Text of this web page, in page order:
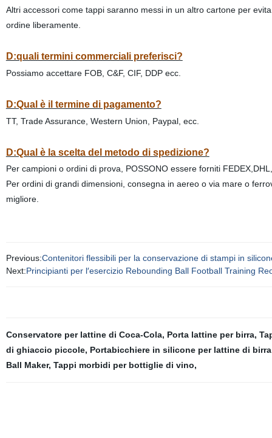
Altri accessori come tappi saranno messi in un altro cartone per
ordine liberamente.
D:quali termini commerciali preferisci?
Possiamo accettare FOB, C&F, CIF, DDP ecc.
D:Qual è il termine di pagamento?
TT, Trade Assurance, Western Union, Paypal, ecc.
D:Qual è la scelta del metodo di spedizione?
Per campioni o ordini di prova, POSSONO essere forniti
Per ordini di grandi dimensioni, consegna in aereo o via mare o
migliore.
Previous:Contenitori flessibili per la conservazione di stampi in
Next:Principianti per l′esercizio Rebounding Ball Football Training
Conservatore per lattine di Coca-Cola, Porta lattine per birra,
di ghiaccio piccole, Portabicchiere in silicone per lattine di birra
Ball Maker, Tappi morbidi per bottiglie di vino,